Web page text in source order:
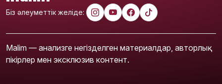
Біз әлеуметтік желіде:
Malim — анализге негізделген материалдар, авторлық
пікірлер мен эксклюзив контент.